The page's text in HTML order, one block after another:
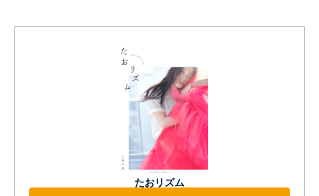
たおリズム